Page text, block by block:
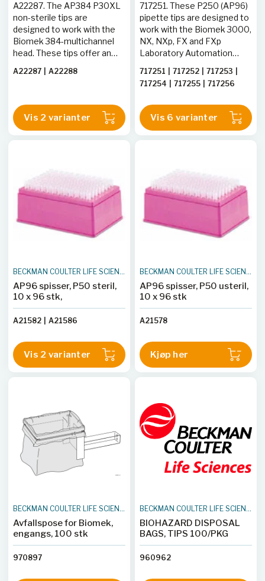
A22287. The AP384 P30XL
non-sterile tips are
designed to work with the
Biomek 384-multichannel
head. These tips offer an
43 mm, which allows
valuable samples. The tips
also provide a larger
standard P30 tip. The
AP384 P30XLs are 100%
polypropylene, automation-
grade and manufactured to
ensure straight, leak-proof
products free of DNA,
trace metals. Case of 10
racks.
A22287 A22288
Vis 2 varianter
717251. These P250 (AP96)
pipette tips are designed to
work with the Biomek 3000,
NX, NXp, FX and FXp
Laboratory Automation
our pipette tips, are made of
100% premium
tips are manufactured to
ensure products are
pyrogen/endotoxin and
trace metals. Case of 10
717251 717252 717253
717254
717255 717256
Vis 6 varianter
BECKMAN COULTER LIFE SCIENCES
AP96 spisser, P50 steril,
10 x 96 stk,
A21582 A21586
Vis 2 varianter
BECKMAN COULTER LIFE SCIENCES
AP96 spisser, P50 usteril,
10 x 96 stk
A21578
Kjøp her
BECKMAN COULTER LIFE SCIENCES
Avfallspose for Biomek,
engangs, 100 stk
970897
BECKMAN COULTER LIFE SCIENCES
BIOHAZARD DISPOSAL
BAGS, TIPS 100/PKG
960962